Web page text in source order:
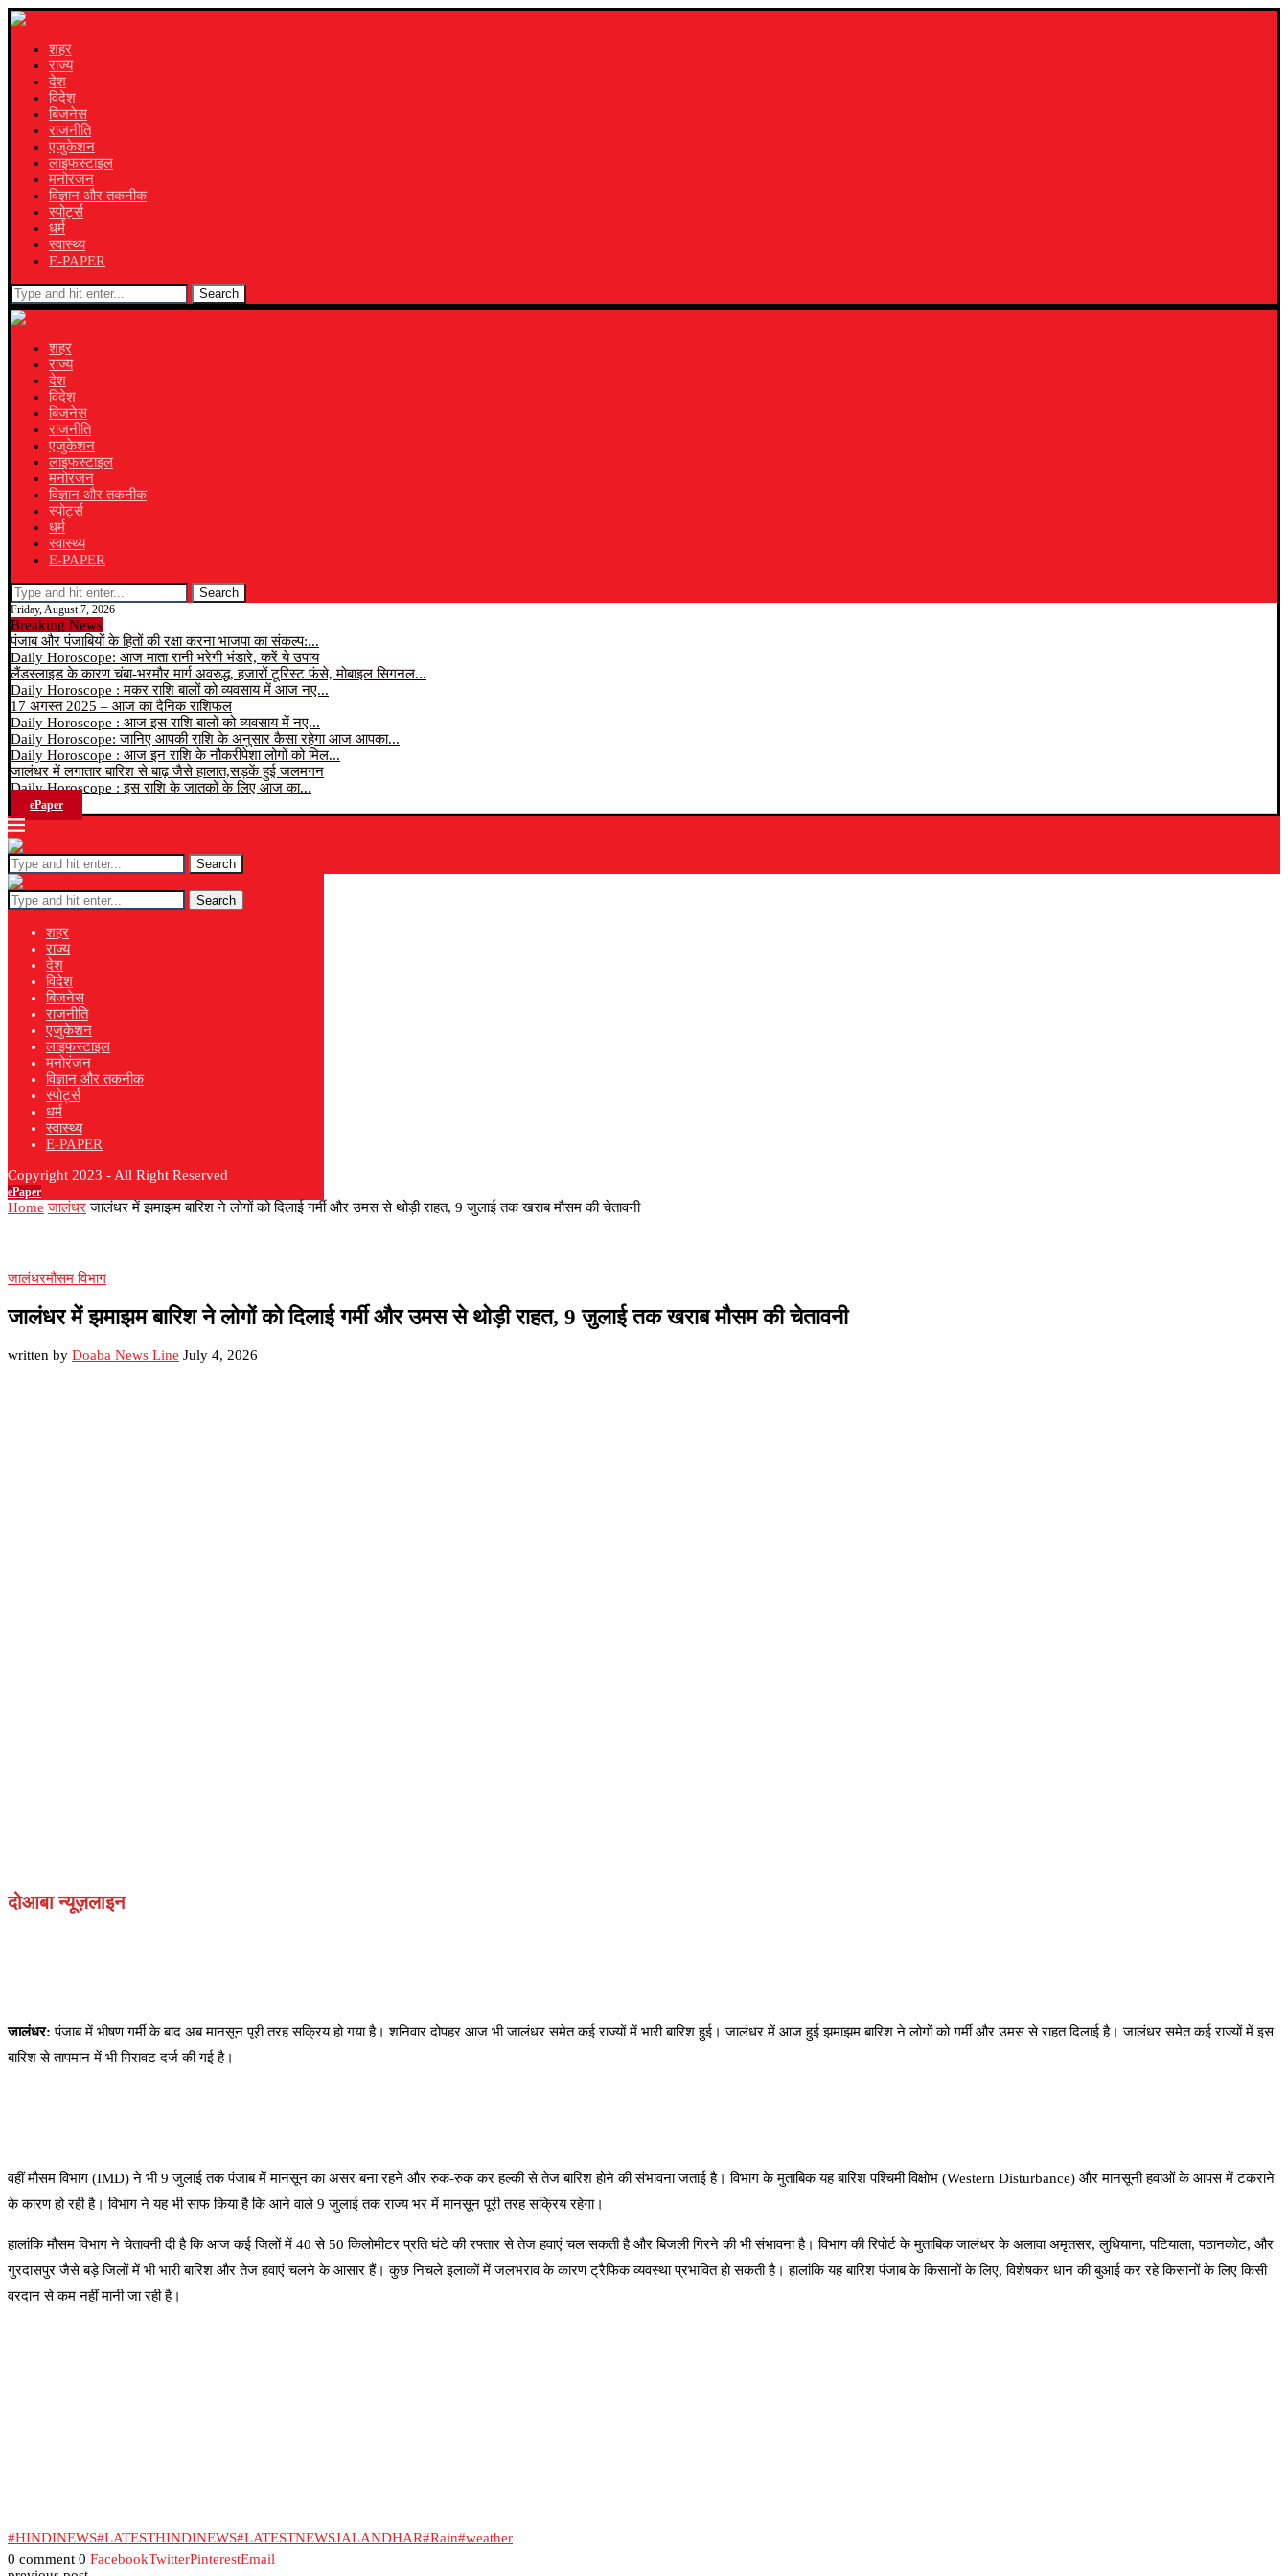
शहर
राज्य
देश
विदेश
बिजनेस
राजनीति
एजुकेशन
लाइफस्टाइल
मनोरंजन
विज्ञान और तकनीक
स्पोर्ट्स
धर्म
स्वास्थ्य
E-PAPER
Search
शहर
राज्य
देश
विदेश
बिजनेस
राजनीति
एजुकेशन
लाइफस्टाइल
मनोरंजन
विज्ञान और तकनीक
स्पोर्ट्स
धर्म
स्वास्थ्य
E-PAPER
Search
Friday, August 7, 2026
Breaking News
पंजाब और पंजाबियों के हितों की रक्षा करना भाजपा का संकल्प:...
Daily Horoscope: आज माता रानी भरेगी भंडारे, करें ये उपाय
लैंडस्लाइड के कारण चंबा-भरमौर मार्ग अवरुद्ध, हजारों टूरिस्ट फंसे, मोबाइल सिगनल...
Daily Horoscope : मकर राशि बालों को व्यवसाय में आज नए...
17 अगस्त 2025 – आज का दैनिक राशिफल
Daily Horoscope : आज इस राशि बालों को व्यवसाय में नए...
Daily Horoscope: जानिए आपकी राशि के अनुसार कैसा रहेगा आज आपका...
Daily Horoscope : आज इन राशि के नौकरीपेशा लोगों को मिल...
जालंधर में लगातार बारिश से बाढ़ जैसे हालात,सड़कें हुई जलमगन
Daily Horoscope : इस राशि के जातकों के लिए आज का...
ePaper
Search
Search
शहर
राज्य
देश
विदेश
बिजनेस
राजनीति
एजुकेशन
लाइफस्टाइल
मनोरंजन
विज्ञान और तकनीक
स्पोर्ट्स
धर्म
स्वास्थ्य
E-PAPER
Copyright 2023 - All Right Reserved
ePaper
Home जालंधर जालंधर में झमाझम बारिश ने लोगों को दिलाई गर्मी और उमस से थोड़ी राहत, 9 जुलाई तक खराब मौसम की चेतावनी
जालंधरमौसम विभाग
जालंधर में झमाझम बारिश ने लोगों को दिलाई गर्मी और उमस से थोड़ी राहत, 9 जुलाई तक खराब मौसम की चेतावनी
written by Doaba News Line July 4, 2026
दोआबा न्यूज़लाइन
जालंधर:पंजाब में भीषण गर्मी के बाद अब मानसून पूरी तरह सक्रिय हो गया है। शनिवार दोपहर आज भी जालंधर समेत कई राज्यों में भारी बारिश हुई। जालंधर में आज हुई झमाझम बारिश ने लोगों को गर्मी और उमस से राहत दिलाई है। जालंधर समेत कई राज्यों में इस
बारिश से तापमान में भी गिरावट दर्ज की गई है।
वहीं मौसम विभाग (IMD) ने भी 9 जुलाई तक पंजाब में मानसून का असर बना रहने और रुक-रुक कर हल्की से तेज बारिश होने की संभावना जताई है। विभाग के मुताबिक यह बारिश पश्चिमी विक्षोभ (Western Disturbance) और मानसूनी हवाओं के आपस में टकराने
के कारण हो रही है। विभाग ने यह भी साफ किया है कि आने वाले 9 जुलाई तक राज्य भर में मानसून पूरी तरह सक्रिय रहेगा।
हालांकि मौसम विभाग ने चेतावनी दी है कि आज कई जिलों में 40 से 50 किलोमीटर प्रति घंटे की रफ्तार से तेज हवाएं चल सकती है और बिजली गिरने की भी संभावना है। विभाग की रिपोर्ट के मुताबिक जालंधर के अलावा अमृतसर, लुधियाना, पटियाला, पठानकोट, और
गुरदासपुर जैसे बड़े जिलों में भी भारी बारिश और तेज हवाएं चलने के आसार हैं। कुछ निचले इलाकों में जलभराव के कारण ट्रैफिक व्यवस्था प्रभावित हो सकती है। हालांकि यह बारिश पंजाब के किसानों के लिए, विशेषकर धान की बुआई कर रहे किसानों के लिए किसी
वरदान से कम नहीं मानी जा रही है।
#HINDINEWS#LATESTHINDINEWS#LATESTNEWSJALANDHAR#Rain#weather
0 comment 0 FacebookTwitterPinterestEmail